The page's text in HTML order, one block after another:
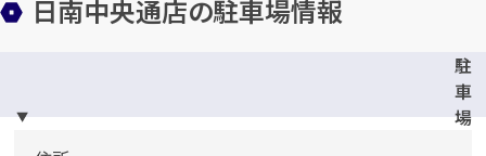
日南中央通店の駐車場情報
駐
車
場